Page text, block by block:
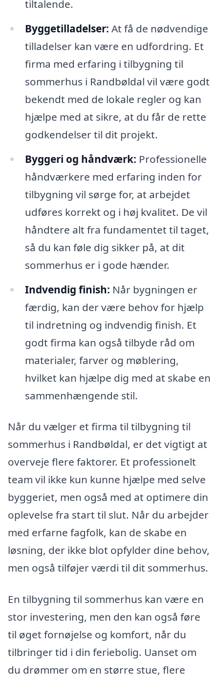
tiltalende.
Byggetilladelser: At få de nødvendige
tilladelser kan være en udfordring. Et
firma med erfaring i tilbygning til
sommerhus i Randbøldal vil være godt
bekendt med de lokale regler og kan
hjælpe med at sikre, at du får de rette
godkendelser til dit projekt.
Byggeri og håndværk: Professionelle
håndværkere med erfaring inden for
tilbygning vil sørge for, at arbejdet
udføres korrekt og i høj kvalitet. De vil
håndtere alt fra fundamentet til taget,
så du kan føle dig sikker på, at dit
sommerhus er i gode hænder.
Indvendig finish: Når bygningen er
færdig, kan der være behov for hjælp
til indretning og indvendig finish. Et
godt firma kan også tilbyde råd om
materialer, farver og møblering,
hvilket kan hjælpe dig med at skabe en
sammenhængende stil.
Når du vælger et firma til tilbygning til
sommerhus i Randbøldal, er det vigtigt at
overveje flere faktorer. Et professionelt
team vil ikke kun kunne hjælpe med selve
byggeriet, men også med at optimere din
oplevelse fra start til slut. Når du arbejder
med erfarne fagfolk, kan de skabe en
løsning, der ikke blot opfylder dine behov,
men også tilføjer værdi til dit sommerhus.
En tilbygning til sommerhus kan være en
stor investering, men den kan også føre
til øget fornøjelse og komfort, når du
tilbringer tid i din feriebolig. Uanset om
du drømmer om en større stue, flere